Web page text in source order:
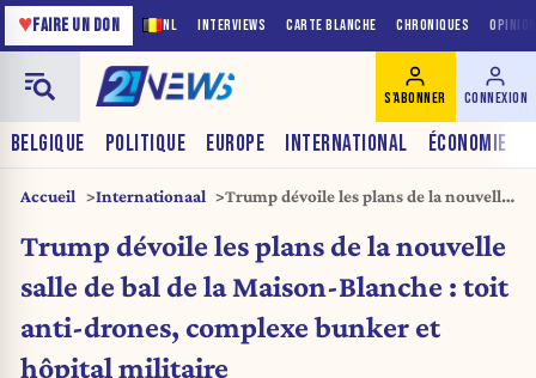
NL INTERVIEWS CARTE BLANCHE CHRONIQUES
♥FAIRE UN DON
BELGIQUE POLITIQUE EUROPE INTERNATIONAL ÉCONOMIE
S'ABONNER CONNEXION
Accueil Internationaal
Trump dévoile les plans de la nouvelle
anti-drones, complexe bunker et
Trump dévoile les plans de la nouvelle
salle de bal de la Maison-Blanche : toit
anti-drones, complexe bunker et
hôpital militaire